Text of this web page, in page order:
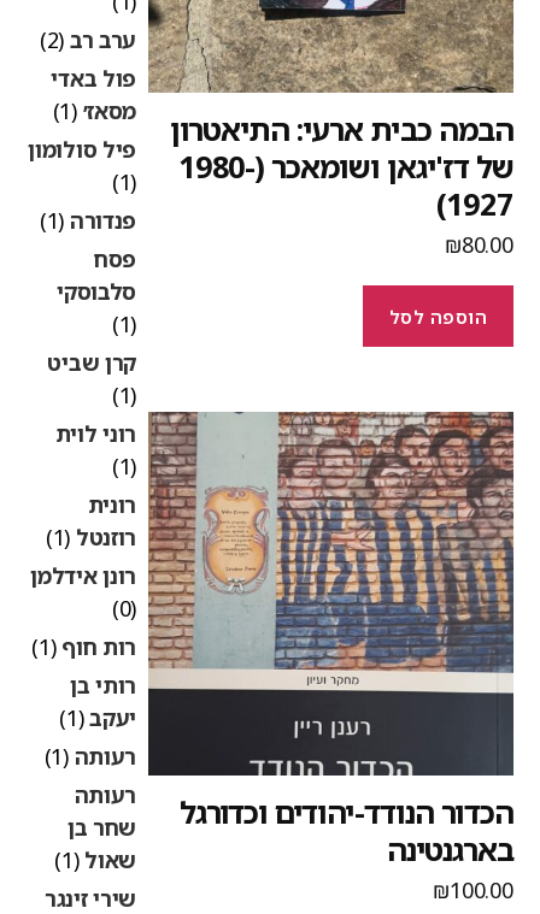
כבית ארעי: התיאטרון
של דז'יגאן ושומאכר (1980-
₪
הוספה לסל
הנודד-יהודים וכדורגל
₪
ערב רב(2)
פול באדי
מסאז׳(1)
פיל סולומון
פנדורה(1)
פסח
סלבוסקי
קרן שביט
רוני לוית
(1)
רונית
רוזנטל(1)
רונן אידלמן
(0)
רות חוף(1)
רותי בן
יעקב(1)
רעותה(1)
רעותה
שחר בן
שאול(1)
שירי זינגר